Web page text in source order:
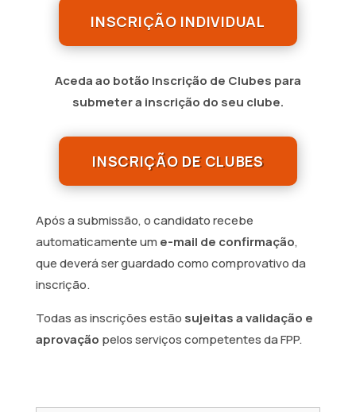
INSCRIÇÃO INDIVIDUAL
Aceda ao botão Inscrição de Clubes para
submeter a inscrição do seu clube.
INSCRIÇÃO DE CLUBES
Após a submissão, o candidato recebe
automaticamente um e-mail de confirmação,
que deverá ser guardado como comprovativo da
inscrição.
Todas as inscrições estão sujeitas a validação e
aprovação pelos serviços competentes da FPP.